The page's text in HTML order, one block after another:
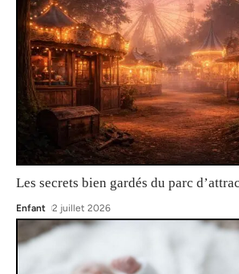
Les secrets bien gardés du parc
Enfant 2 juillet 2026